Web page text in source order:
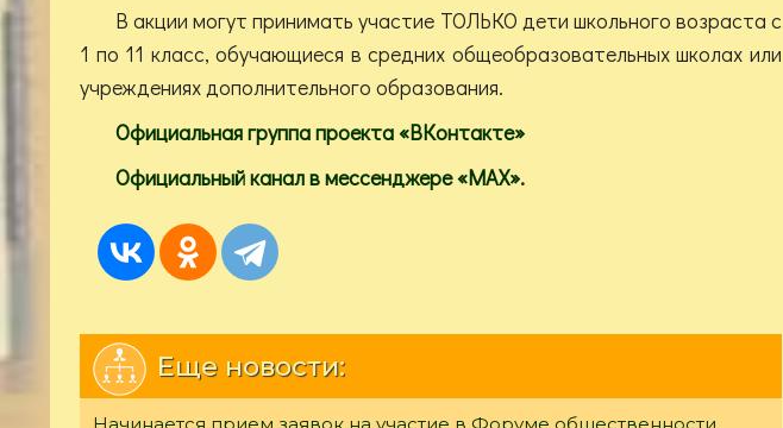
В акции могут принимать участие ТОЛЬКО дети школьного возраста с
1 по 11 класс, обучающиеся в средних общеобразовательных школах или
учреждениях дополнительного образования.
Официальная группа проекта «ВКонтакте»
Официальный канал в мессенджере «МАХ».
Еще новости: